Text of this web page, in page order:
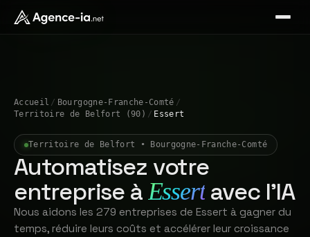
Accueil / Bourgogne-Franche-Comté /
Territoire de Belfort (90) / Essert
Territoire de Belfort • Bourgogne-Franche-Comté
Automatisez votre
entreprise à Essert avec l'IA
Nous aidons les 279 entreprises de Essert à gagner du
temps, réduire leurs coûts et accélérer leur croissance